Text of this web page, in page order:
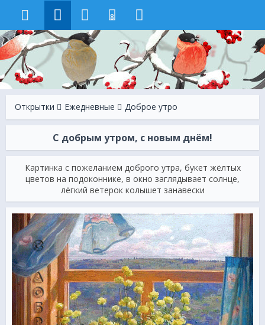
8
Открытки Ежeдневные Доброе утро
С добрым утром, с новым днём!
Картинка с пожеланием доброго утра, букет жёлтых
цветов на подоконнике, в окно заглядывает солнце,
лёгкий ветерок колышет занавески